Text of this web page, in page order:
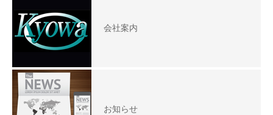
会社案内
お知らせ